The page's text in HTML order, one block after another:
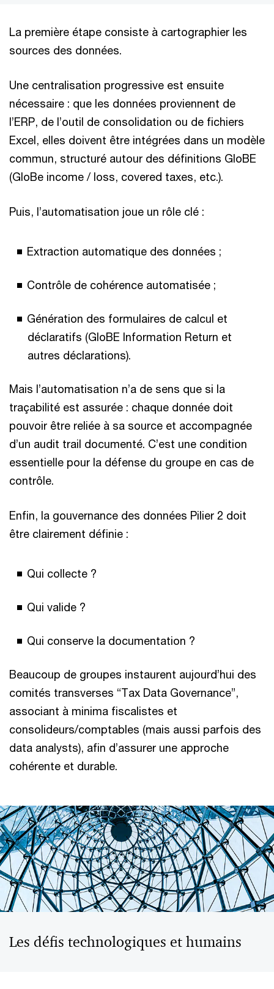
La première étape consiste à cartographier les
sources des données.
Une centralisation progressive est ensuite
nécessaire : que les données proviennent de
l’ERP, de l’outil de consolidation ou de fichiers
Excel, elles doivent être intégrées dans un modèle
commun, structuré autour des définitions GloBE
(GloBe income / loss, covered taxes, etc.).
Puis, l’automatisation joue un rôle clé :
Extraction automatique des données ;
Contrôle de cohérence automatisée ;
Génération des formulaires de calcul et
déclaratifs (GloBE Information Return et
autres déclarations).
Mais l’automatisation n’a de sens que si la
traçabilité est assurée : chaque donnée doit
pouvoir être reliée à sa source et accompagnée
d’un audit trail documenté. C’est une condition
essentielle pour la défense du groupe en cas de
contrôle.
Enfin, la gouvernance des données Pilier 2 doit
être clairement définie :
Qui collecte ?
Qui valide ?
Qui conserve la documentation ?
Beaucoup de groupes instaurent aujourd’hui des
comités transverses “Tax Data Governance”,
associant à minima fiscalistes et
consolideurs/comptables (mais aussi parfois des
data analysts), afin d’assurer une approche
cohérente et durable.
Les défis technologiques et humains